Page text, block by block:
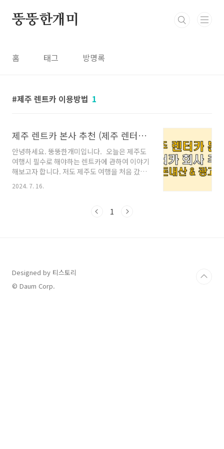
뚱뚱한개미
홈 태그 방명록
제주 렌트카 이용방법 1
제주 렌트카 본사 추천 (제주 렌터카 추천 / 내돈내산,노광고)
안녕하세요. 뚱뚱한개미입니다. 오늘은 제주도
여행시 필수로 해야하는 렌트카에 관하여 이야기
해보고자 합니다. 저도 제주도 여행을 처음 갔을
때는 네이버 최저가 리뷰 많은 업체를 이용하곤
했습니다. 다만 저렴한 가격으로 박리다매로 렌
되어있을 뿐더러(차에서 담배냄새는 기본) 서비
해본 결과 너무 만족으러워 이후에도 제주도 갈
때마다 몇만원 더 주더라도 무조건 제주 렌트카
본사를 이용하곤 했습니다. 심지어 렌트카 회사
2024. 7. 16.
1
Designed by 티스토리
© Daum Corp.